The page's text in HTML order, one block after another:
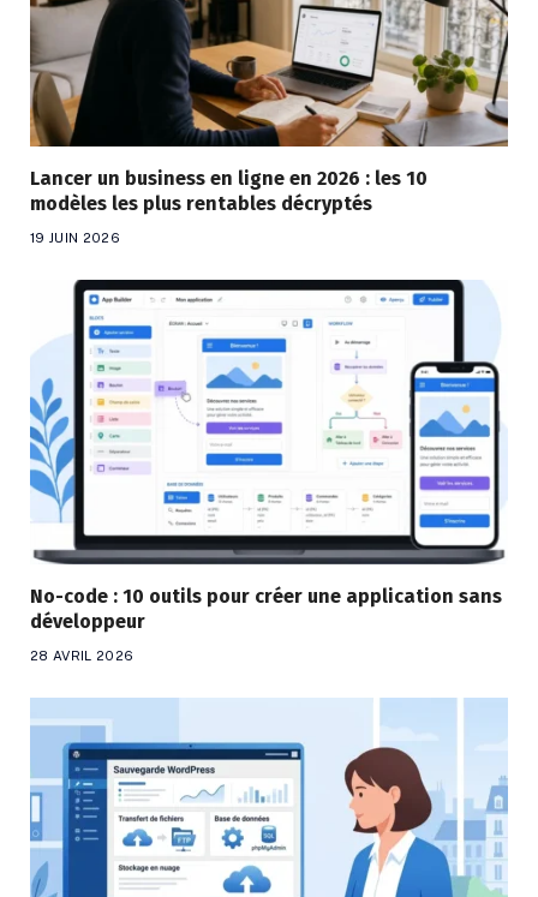
Lancer un business en ligne en 2026 : les 10
modèles les plus rentables décryptés
19 JUIN 2026
No-code : 10 outils pour créer une application sans
développeur
28 AVRIL 2026